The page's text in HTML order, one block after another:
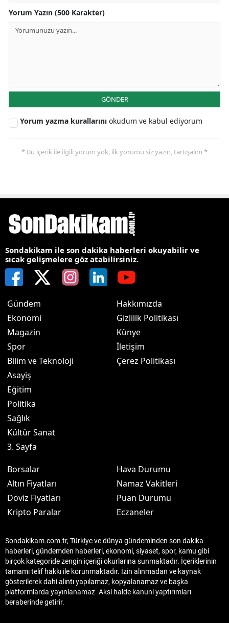
Yorum Yazın (500 Karakter)
GÖNDER
Yorum yazma kurallarını okudum ve kabul ediyorum
* Bu içerik ile ilgili yorum yok, ilk yorumu siz yazın, tartışalım *
Sondakikam ile son dakika haberleri okuyabilir ve
sıcak gelişmelere göz atabilirsiniz.
Gündem
Ekonomi
Magazin
Spor
Bilim ve Teknoloji
Asayiş
Eğitim
Politika
Sağlık
Kültür Sanat
3. Sayfa
Hakkımızda
Gizlilik Politikası
Künye
İletişim
Çerez Politikası
Borsalar
Altın Fiyatları
Döviz Fiyatları
Kripto Paralar
Hava Durumu
Namaz Vakitleri
Puan Durumu
Eczaneler
Sondakikam.com.tr, Türkiye ve dünya gündeminden son dakika
haberleri, gündemden haberleri, ekonomi, siyaset, spor, kamu gibi
birçok kategoride zengin içeriği okurlarına sunmaktadır. İçeriklerinin
tamamı telif hakkı ile korunmaktadır. İzin alınmadan ve kaynak
gösterilerek dahi alıntı yapılamaz, kopyalanamaz ve başka
platformlarda yayınlanamaz. Aksi halde kanuni yaptırımları
beraberinde getirir.